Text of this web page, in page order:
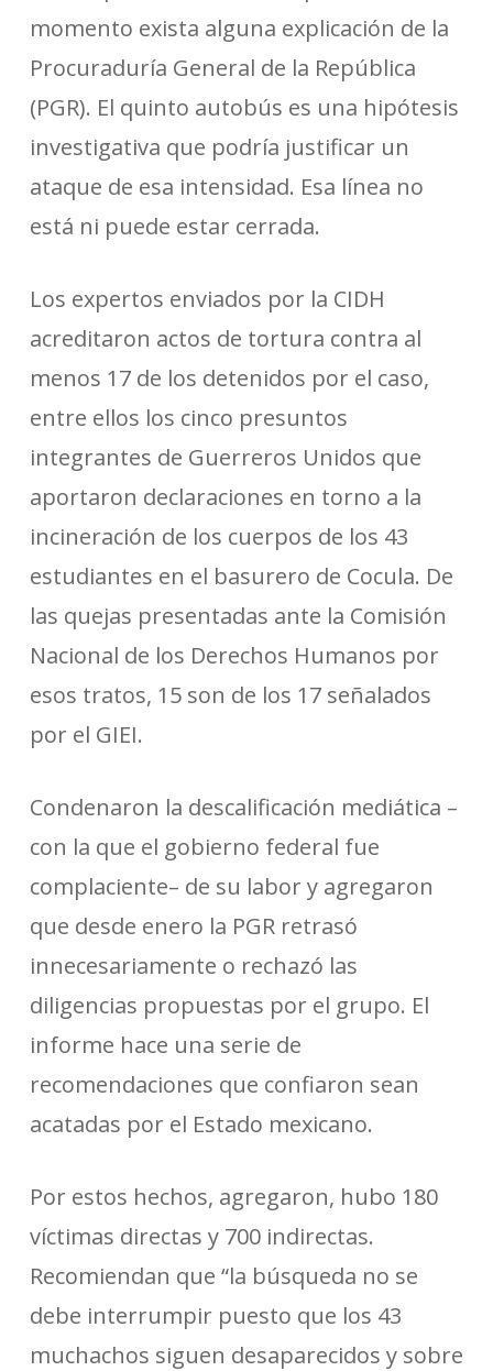
momento exista alguna explicación de la
Procuraduría General de la República
(PGR). El quinto autobús es una hipótesis
investigativa que podría justificar un
ataque de esa intensidad. Esa línea no
está ni puede estar cerrada.
Los expertos enviados por la CIDH
acreditaron actos de tortura contra al
menos 17 de los detenidos por el caso,
entre ellos los cinco presuntos
integrantes de Guerreros Unidos que
aportaron declaraciones en torno a la
incineración de los cuerpos de los 43
estudiantes en el basurero de Cocula. De
las quejas presentadas ante la Comisión
Nacional de los Derechos Humanos por
esos tratos, 15 son de los 17 señalados
por el GIEI.
Condenaron la descalificación mediática –
con la que el gobierno federal fue
complaciente– de su labor y agregaron
que desde enero la PGR retrasó
innecesariamente o rechazó las
diligencias propuestas por el grupo. El
informe hace una serie de
recomendaciones que confiaron sean
acatadas por el Estado mexicano.
Por estos hechos, agregaron, hubo 180
víctimas directas y 700 indirectas.
Recomiendan que “la búsqueda no se
debe interrumpir puesto que los 43
muchachos siguen desaparecidos y sobre